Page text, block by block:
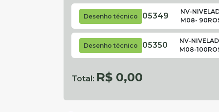
Desenho técnico 05349
NV-
M08-
Desenho técnico 05350
NV-
M08-
Total: R$ 0,00